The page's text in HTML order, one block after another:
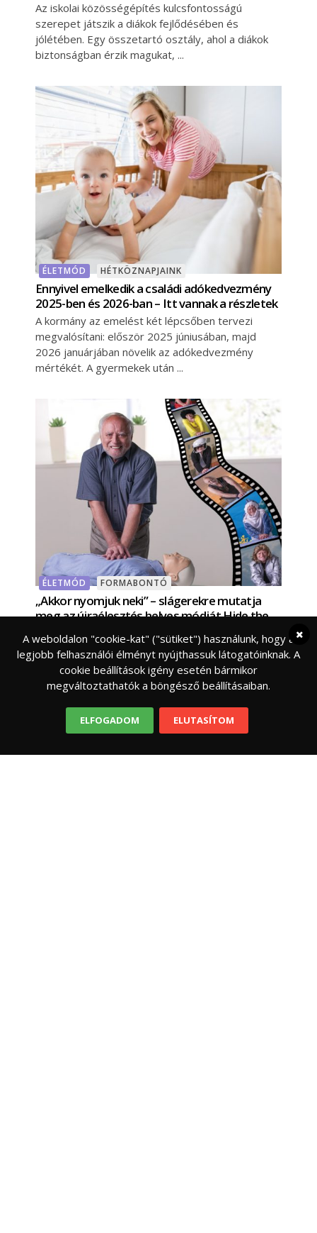
Az iskolai közösségépítés kulcsfontosságú
szerepet játszik a diákok fejlődésében és
jólétében. Egy összetartó osztály, ahol a diákok
biztonságban érzik magukat,
ÉLETMÓD HÉTKÖZNAPJAINK
Ennyivel emelkedik a családi adókedvezmény
2025-ben és 2026-ban – Itt vannak a részletek
A kormány az emelést két lépcsőben tervezi
megvalósítani: először 2025 júniusában, majd
2026 januárjában növelik az adókedvezmény
mértékét. A gyermekek után
ÉLETMÓD FORMABONTÓ
„Akkor nyomjuk neki” – slágerekre mutatja
meg az újraélesztés helyes módját Hide the
Nemes cél érdekében állt össze a
Mentőalapítvánnyal a magyar mémlegenda Közös
edukációs kampányt indított az Országos
Mentőszolgálat Alapítvány és Arató András,
A weboldalon "cookie-kat" ("sütiket") használunk, hogy a
legjobb felhasználói élményt nyújthassuk látogatóinknak. A
cookie beállítások igény esetén bármikor
megváltoztathatók a böngésző beállításaiban.
ELFOGADOM ELUTASÍTOM